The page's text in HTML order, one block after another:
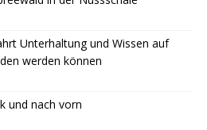
Unterhaltung und Wissen auf
werden können
und nach vorn